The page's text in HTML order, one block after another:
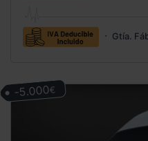
Gtía.
-5.000€